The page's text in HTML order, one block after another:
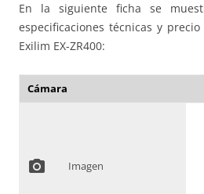
En la siguiente ficha se
especificaciones técnicas y
Exilim EX-ZR400:
Cámara
photo_camera Imagen